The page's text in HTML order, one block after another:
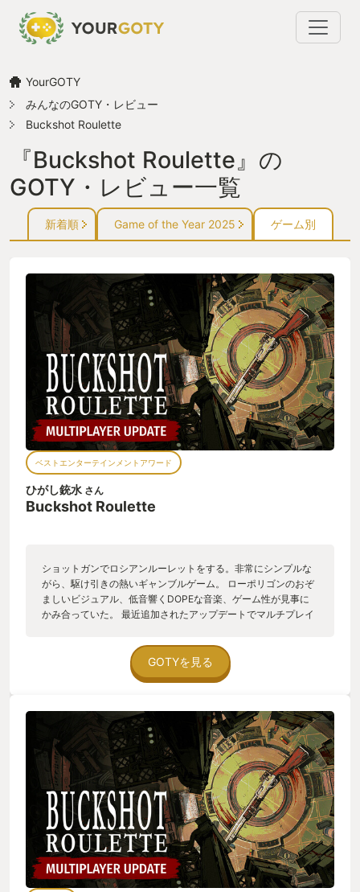
YourGOTY
みんなのGOTY・レビュー
Buckshot Roulette
『Buckshot Roulette』の
GOTY・レビュー一覧
新着順 Game of the Year 2025 ゲーム別
ベストエンターテインメントアワード
ひがし銃水 さん
Buckshot Roulette
ショットガンでロシアンルーレットをする。非常にシンプルな
がら、駆け引きの熱いギャンブルゲーム。 ローポリゴンのおぞ
ましいビジュアル、低音響くDOPEな音楽、ゲーム性が見事に
かみ合っていた。 最近追加されたアップデートでマルチプレイ
た。 体力2の人の目の前でノコギリを使い、ショットガンの銃
身を切り落とす時が人生で一番楽しいかもしれない。 インディ
ゲームながらTGS2024会場ではリアルにテーブルゲーム化され
れており、2024年最もゲームの枠組みを超えて多くの人を楽し
ませたエンターテインメントだと思う。
GOTYを見る